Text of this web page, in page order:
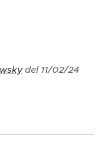
del 11/02/24